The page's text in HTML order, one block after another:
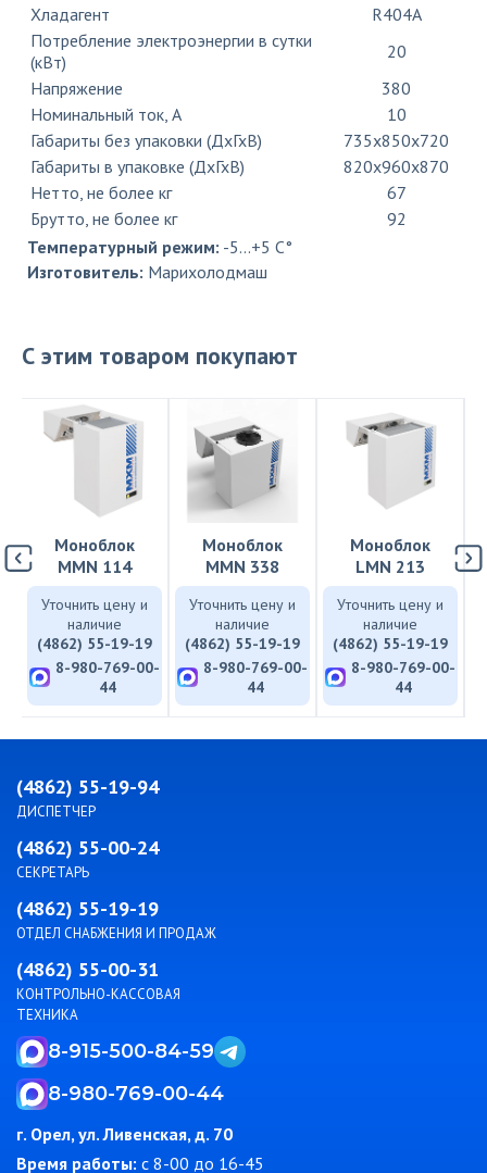
Хладагент
R404A
Потребление электроэнергии в сутки
(кВт)
20
Напряжение
380
Номинальный ток, A
10
Габариты без упаковки (ДхГхВ)
735х850х720
Габариты в упаковке (ДхГхВ)
820х960х870
Нетто, не более кг
67
Брутто, не более кг
92
Температурный режим: -5...+5 C°
Изготовитель: Марихолодмаш
С этим товаром покупают
Моноблок
MMN 114
Уточнить цену и
наличие
(4862) 55-19-19
8-980-769-00-
44
Моноблок
MMN 338
Уточнить цену и
наличие
(4862) 55-19-19
8-980-769-00-
44
Моноблок
LMN 213
Уточнить цену и
наличие
(4862) 55-19-19
8-980-769-00-
44
(4862) 55-19-94
ДИСПЕТЧЕР
(4862) 55-00-24
СЕКРЕТАРЬ
(4862) 55-19-19
ОТДЕЛ СНАБЖЕНИЯ И ПРОДАЖ
(4862) 55-00-31
КОНТРОЛЬНО-КАССОВАЯ
ТЕХНИКА
8-915-500-84-59
8-980-769-00-44
г. Орел, ул. Ливенская, д. 70
Время работы: c 8-00 до 16-45